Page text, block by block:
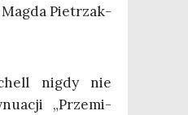
Pie­trzak-
nigdy nie
„Prze­mi­